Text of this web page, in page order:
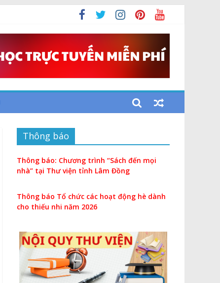
Thông báo
Thông báo: Chương trình “Sách đến mọi
nhà” tại Thư viện tỉnh Lâm Đồng
Thông báo Tổ chức các hoạt động hè dành
cho thiếu nhi năm 2026